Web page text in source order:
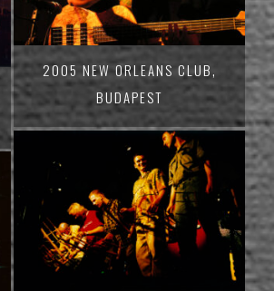
2005 NEW ORLEANS CLUB,
BUDAPEST